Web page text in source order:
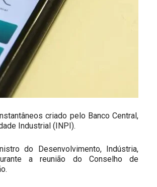
criado pelo Banco Central,
Industrial (INPI).
do Desenvolvimento, Indústria,
a reunião do Conselho de